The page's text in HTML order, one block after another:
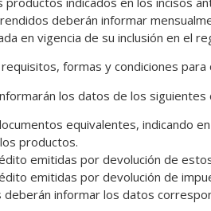
deberán informar
en vigencia de su inclusión en el
formas y condiciones
los datos de los siguientes
equivalentes, indicando
productos.
emitidas por devolución de
emitidas por devolución de
informar los datos